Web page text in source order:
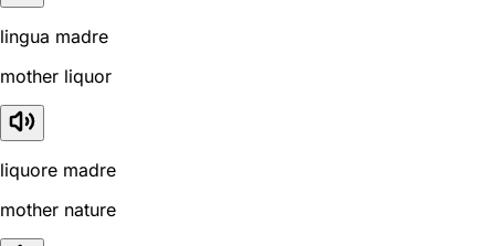
lingua madre
mother liquor
liquore madre
mother nature